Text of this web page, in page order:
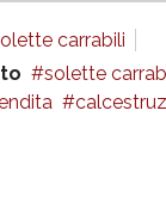
carrabili
solette